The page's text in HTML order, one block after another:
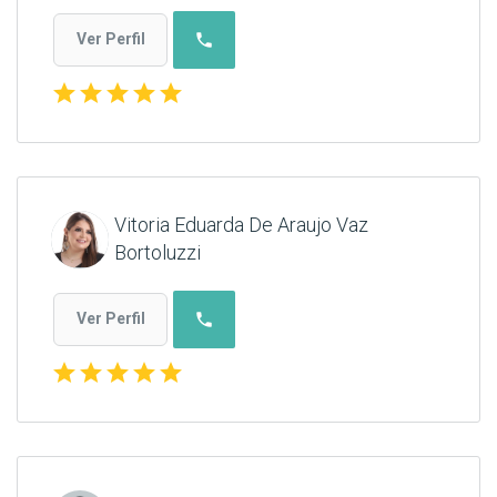
Ver Perfil phone
starstarstarstarstar
Vitoria Eduarda De Araujo Vaz
Bortoluzzi
Ver Perfil phone
starstarstarstarstar